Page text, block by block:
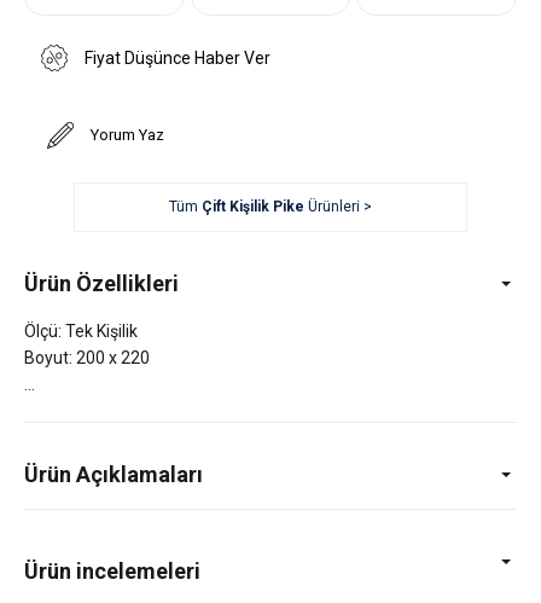
Fiyat Düşünce Haber Ver
Yorum Yaz
Tüm Çift Kişilik Pike Ürünleri >
Ürün Özellikleri
Ölçü: Tek Kişilik
Boyut: 200 x 220
Ürün Açıklamaları